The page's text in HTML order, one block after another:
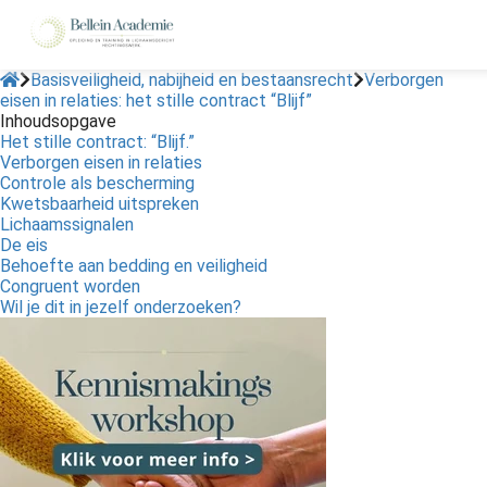
Basisveiligheid, nabijheid en bestaansrecht Verborgen
eisen in relaties: het stille contract “Blijf”
Inhoudsopgave
Het stille contract: “Blijf.”
Verborgen eisen in relaties
Controle als bescherming
Kwetsbaarheid uitspreken
Lichaamssignalen
De eis
Behoefte aan bedding en veiligheid
Congruent worden
Wil je dit in jezelf onderzoeken?
policy
zijn
te
Ze
gebruikt
deze